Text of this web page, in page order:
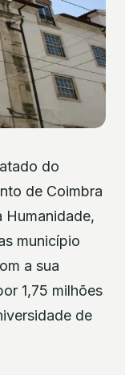
do
de Coimbra
município
a sua
1,75 milhões
de